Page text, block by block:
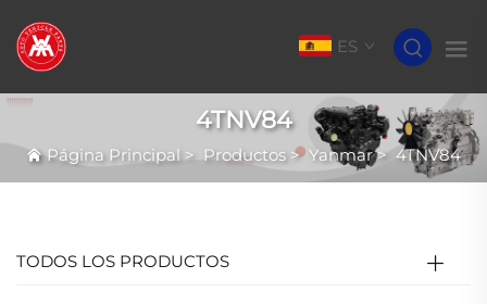
ES
4TNV84
Página Principal> Productos>Yanmar>4TNV84
TODOS LOS PRODUCTOS